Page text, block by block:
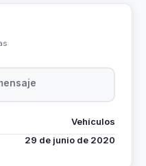
Vehículos
29 de junio de 2020